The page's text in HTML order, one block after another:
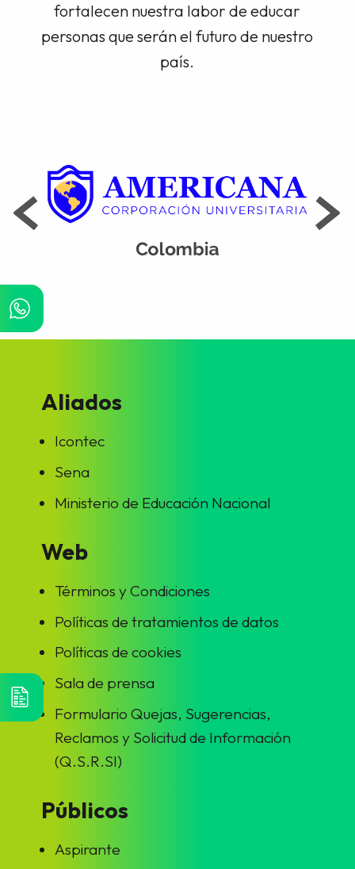
fortalecen nuestra labor de educar
personas que serán el futuro de nuestro
país.
Aliados
Icontec
Sena
Ministerio de Educación Nacional
Web
Términos y Condiciones
Políticas de tratamientos de datos
Políticas de cookies
Sala de prensa
Formulario Quejas, Sugerencias,
Reclamos y Solicitud de Información
(Q.S.R.SI)
Públicos
Aspirante